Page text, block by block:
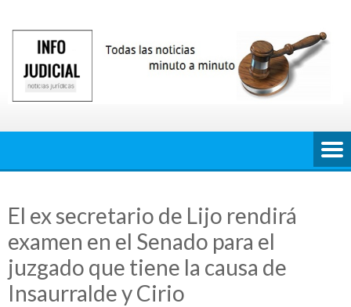
contenido
El ex secretario de Lijo rendirá
examen en el Senado para el
juzgado que tiene la causa de
Insaurralde y Cirio